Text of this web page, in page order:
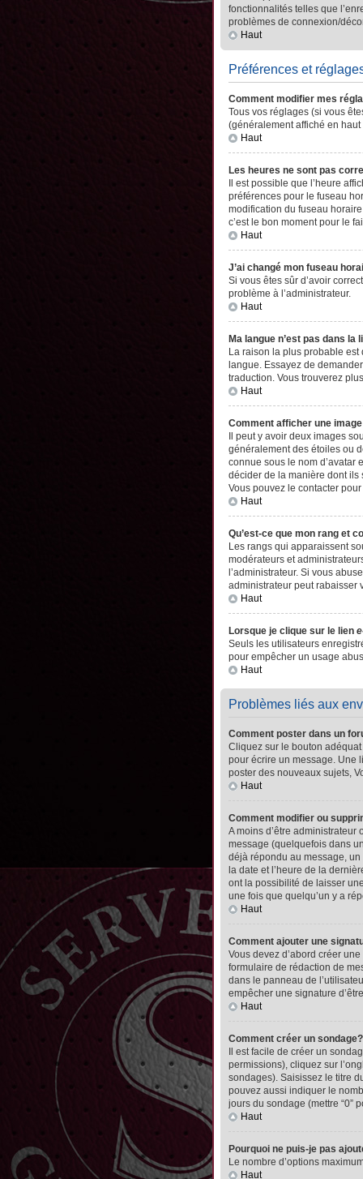
fonctionnalités telles que
problèmes de connexion/
Haut
Préférences et
Comment modifier mes
Tous vos réglages (si vous
(généralement affiché en
Haut
Les heures ne sont pas
Il est possible que l’heure
préférences pour le fuseau
modification du fuseau
c’est le bon moment pour le
Haut
J’ai changé mon fuseau
Si vous êtes sûr d’avoir
problème à l’administrateur.
Haut
Ma langue n’est pas dans la
La raison la plus probable est
langue. Essayez de
traduction. Vous trouverez
Haut
Comment afficher une
Il peut y avoir deux images
généralement des étoiles ou
connue sous le nom d’avatar
décider de la manière dont ils
Vous pouvez le contacter
Haut
Qu’est-ce que mon rang et
Les rangs qui apparaissent
modérateurs et
l’administrateur. Si vous
administrateur peut rabaisser
Haut
Lorsque je clique sur le lien
Seuls les utilisateurs
pour empêcher un usage
Haut
Problèmes liés aux
Comment poster dans un
Cliquez sur le bouton
pour écrire un message. Une
poster des nouveaux sujets,
Haut
Comment modifier ou
A moins d’être
message (quelquefois dans
déjà répondu au message, un
la date et l’heure de la
ont la possibilité de laisser
une fois que quelqu’un y a
Haut
Comment ajouter une
Vous devez d’abord créer
formulaire de rédaction de
dans le panneau de
empêcher une signature
Haut
Comment créer un sondage?
Il est facile de créer un
permissions), cliquez sur
sondages). Saisissez le titre
pouvez aussi indiquer le
jours du sondage (mettre “0”
Haut
Pourquoi ne puis-je pas
Le nombre d’options
Haut